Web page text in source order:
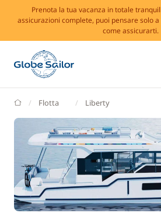
Prenota la tua vacanza in totale
assicurazioni complete, puoi pensare solo
come assicurarti.
GlobeSailor
Flotta Liberty